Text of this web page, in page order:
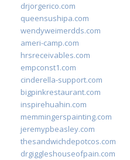
drjorgerico.com
queensushipa.com
wendyweimerdds.com
ameri-camp.com
hrsreceivables.com
empconst1.com
cinderella-support.com
bigpinkrestaurant.com
inspirehuahin.com
memmingerspainting.com
jeremypbeasley.com
thesandwichdepotcos.com
drgiggleshouseofpain.com